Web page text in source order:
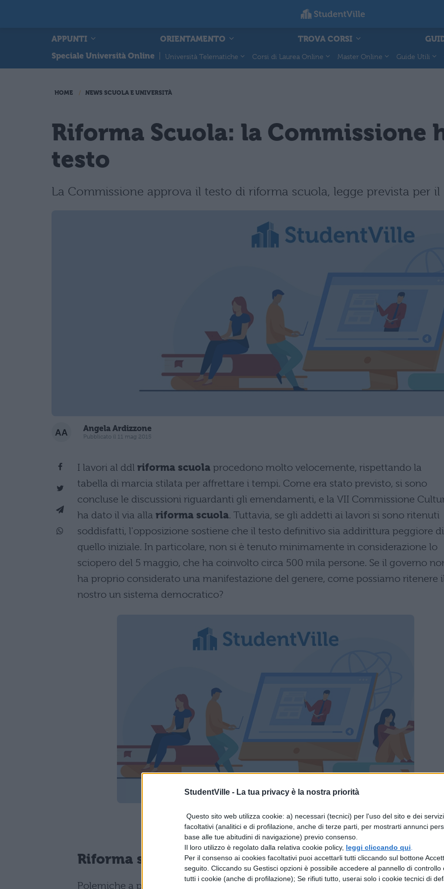
StudentVille - La tua privacy è la nostra priorità
Questo sito web utilizza cookie: a) necessari (tecnici) per l'uso del sito e dei
facoltativi (analitici e di profilazione, anche di terze parti, per mostrarti annunci
base alle tue abitudini di navigazione) previo consenso.
Il loro utilizzo è regolato dalla relativa cookie policy, leggi cliccando qui
Per il consenso ai cookies facoltativi puoi accettarli tutti cliccando sul bottone
seguito. Cliccando su Gestisci opzioni è possibile accedere al pannello di controllo
tutti i cookie (anche di profilazione); Se rifiuti tutto, userai solo i cookie tecnici di
APPUNTI ORIENTAMENTO TROVA CORSI
Speciale Università Online
Università Telematiche Corsi di Laurea Online Master Online Guide Utili
HOME NEWS SCUOLA E UNIVERSITÀ
Riforma Scuola: la Commissione
testo
La Commissione approva il testo di riforma scuola, legge prevista per
Angela Ardizzone
Pubblicato il 11 mag 2015
I lavori al ddl riforma scuola procedono molto velocemente, rispettando la
tabella di marcia stilata per affrettare i tempi. Come era stato previsto, si sono
concluse le discussioni riguardanti gli emendamenti, e la VII Commissione
ha dato il via alla riforma scuola. Tuttavia, se gli addetti ai lavori si sono ritenuti
soddisfatti, l'opposizione sostiene che il testo definitivo sia addirittura peggiore di
quello iniziale. In particolare, non si è tenuto minimamente in considerazione lo
sciopero del 5 maggio, che ha coinvolto circa 500 mila persone. Se il governo
ha proprio considerato una manifestazione del genere, come possiamo ritenere
nostro un sistema democratico?
Riforma scuola: ecco cosa prevede il testo
Polemiche a parte, la riforma scuola
e gli emendamenti sono stati approvati,